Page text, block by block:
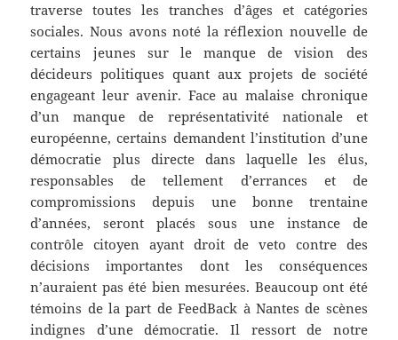
traverse toutes les tranches d’âges et catégories
sociales. Nous avons noté la réflexion nouvelle de
certains jeunes sur le manque de vision des
décideurs politiques quant aux projets de société
engageant leur avenir. Face au malaise chronique
d’un manque de représentativité nationale et
européenne, certains demandent l’institution d’une
démocratie plus directe dans laquelle les élus,
responsables de tellement d’errances et de
compromissions depuis une bonne trentaine
d’années, seront placés sous une instance de
contrôle citoyen ayant droit de veto contre des
décisions importantes dont les conséquences
n’auraient pas été bien mesurées. Beaucoup ont été
témoins de la part de FeedBack à Nantes de scènes
indignes d’une démocratie. Il ressort de notre